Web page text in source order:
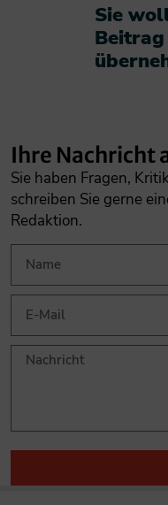
Sie
Ihre Nachricht
Sie haben Fragen,
schreiben Sie gerne
Redaktion.